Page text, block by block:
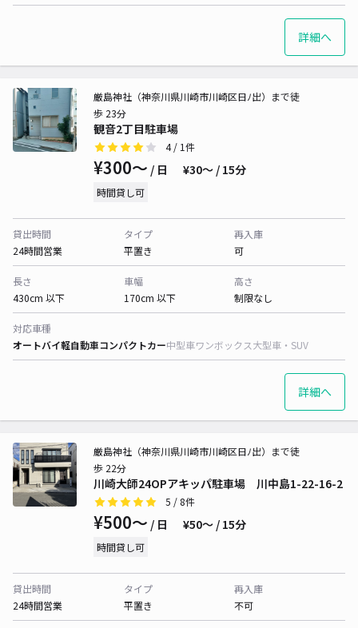
詳細へ
観音2丁目駐車場
厳島神社（神奈川県川崎市川崎区日ﾉ出）まで徒
歩 23分
4/ 1件
¥300〜 / 日 ¥30〜 / 15分
時間貸し可
貸出時間
24時間営業
タイプ
平置き
再入庫
可
長さ
430cm 以下
車幅
170cm 以下
高さ
制限なし
対応車種
オートバイ軽自動車コンパクトカー中型車ワンボックス大型車・SUV
詳細へ
川崎大師24OPアキッパ駐車場 川中島1-22-16-2
厳島神社（神奈川県川崎市川崎区日ﾉ出）まで徒
歩 22分
5 / 8件
¥500〜 / 日 ¥50〜 / 15分
時間貸し可
貸出時間
24時間営業
タイプ
平置き
再入庫
不可